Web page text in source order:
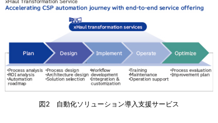
図2 自動化ソリューション導入支援サービス